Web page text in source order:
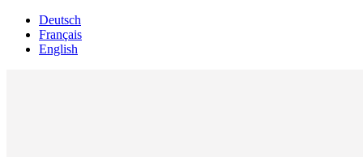
Deutsch
Français
English